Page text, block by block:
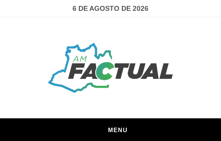
6 DE AGOSTO DE 2026
MENU